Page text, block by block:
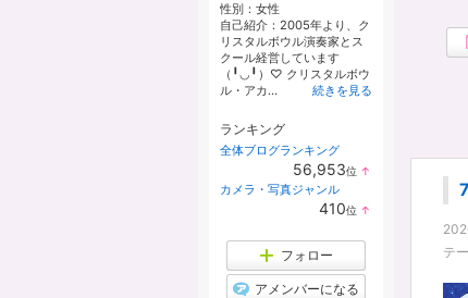
テ
性別： 女性
自己紹介：2005年より、ク
リスタルボウル演奏家とス
クール経営しています
（╹◡╹）♡ クリスタルボウ
ル・アカ...
続きを見る
ランキング
全体ブログランキング
56,953位 ↑
カメラ・写真ジャンル
410位 ↑
フォロー
アメンバーになる